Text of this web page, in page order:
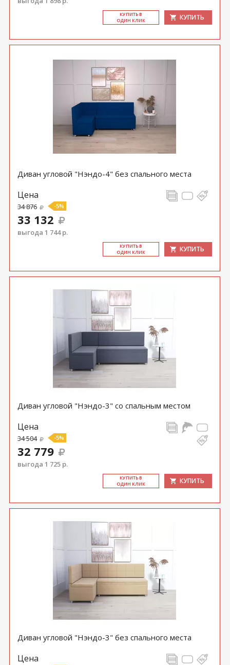
КУ­ПИТЬ В
ОДИН КЛИК
КУПИТЬ
Диван угловой "Нэндо-4" без спального места
Цена
34 876 -5%
33 132
выгода 1 744 р.
КУ­ПИТЬ В
ОДИН КЛИК
КУПИТЬ
Диван угловой "Нэндо-3" со спальным местом
Цена
34 504 -5%
32 779
выгода 1 725 р.
КУ­ПИТЬ В
ОДИН КЛИК
КУПИТЬ
Диван угловой "Нэндо-3" без спального места
Цена